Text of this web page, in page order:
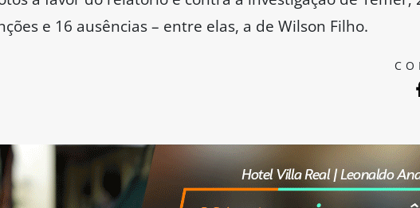
e 16 ausências – entre elas, a de Wilson Filho.